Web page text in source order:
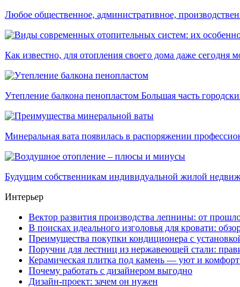
Любое общественное, административное,
Как известно, для отопления своего дома даже сегодня
Утепление балкона пенопластом Большая часть
Минеральная вата появилась в распоряжении
Будущим собственникам индивидуальной жилой
Интерьер
Вектор развития производства лепнины: от
В поисках идеального изголовья для кровати:
Преимущества покупки кондиционера с
Поручни для лестниц из нержавеющей стали:
Керамическая плитка под камень — уют и комфорт
Почему работать с дизайнером выгодно
Дизайн-проект: зачем он нужен